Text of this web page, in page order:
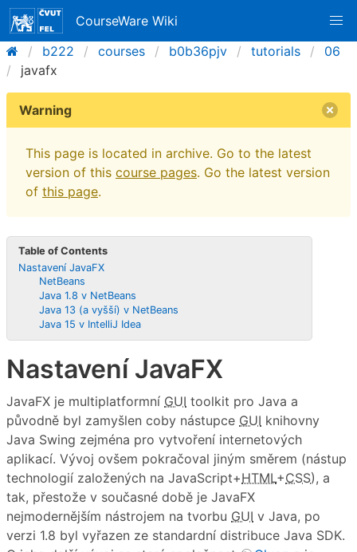
CourseWare Wiki
b222
courses b0b36pjv tutorials
06
javafx
Warning
This page is located in archive. Go to the latest
version of this course pages. Go the latest version
of this page.
Table of Contents
Nastavení JavaFX
NetBeans
Java 1.8 v NetBeans
Java 13 (a vyšší) v NetBeans
Java 15 v IntelliJ Idea
Nastavení JavaFX
JavaFX je multiplatformní GUI toolkit pro Java a
původně byl zamyšlen coby nástupce GUI knihovny
Java Swing zejména pro vytvoření internetových
aplikací. Vývoj ovšem pokračoval jiným směrem (nástup
technologií založených na JavaScript+HTML+CSS), a
tak, přestože v současné době je JavaFX
nejmodernějším nástrojem na tvorbu GUI v Java, po
verzi 1.8 byl vyřazen ze standardní distribuce Java SDK.